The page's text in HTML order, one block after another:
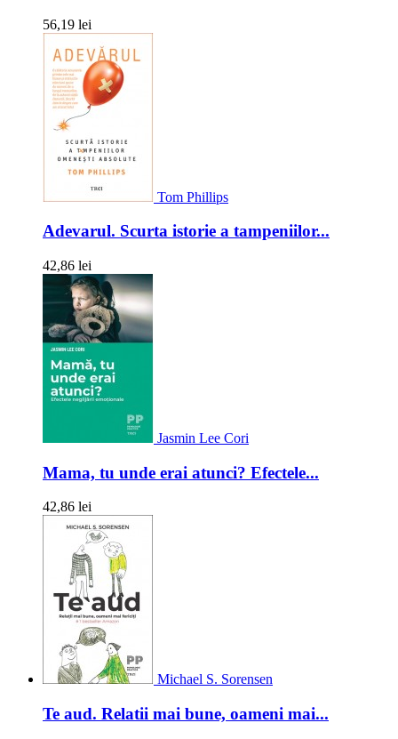
56,19 lei
Tom Phillips
Adevarul. Scurta istorie a tampeniilor...
42,86 lei
Jasmin Lee Cori
Mama, tu unde erai atunci? Efectele...
42,86 lei
Michael S. Sorensen
Te aud. Relatii mai bune, oameni mai...